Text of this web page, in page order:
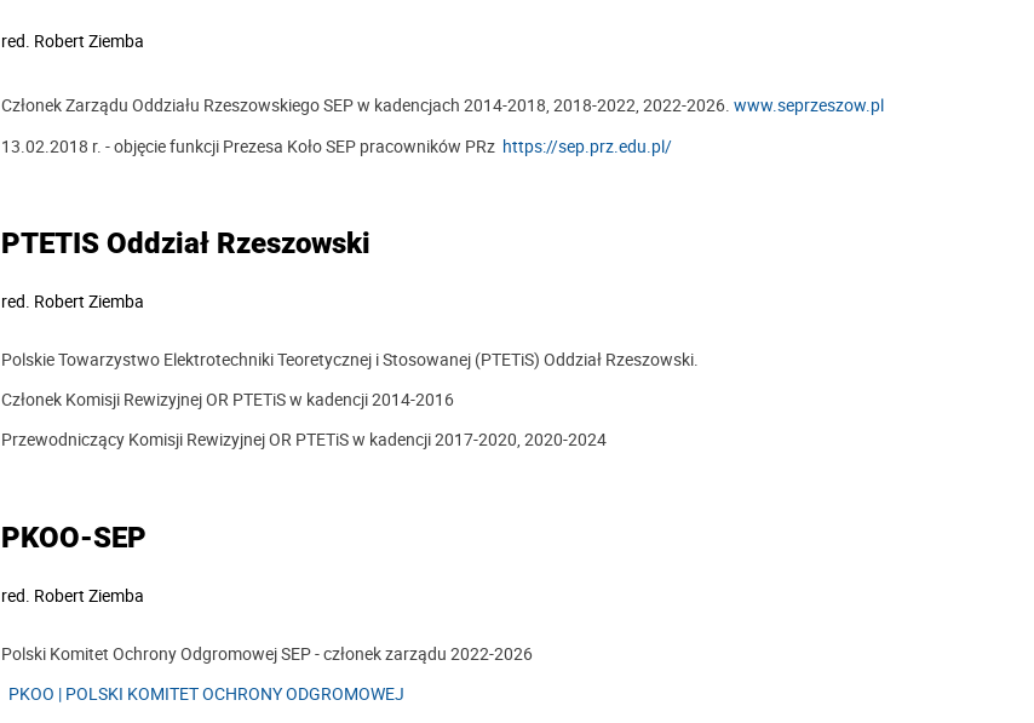
red. Robert Ziemba
Członek Zarządu Oddziału Rzeszowskiego SEP w kadencjach 2014-2018, 2018-2022, 2022-2026. www.seprzeszow.pl
13.02.2018 r. - objęcie funkcji Prezesa Koło SEP pracowników PRz https://sep.prz.edu.pl/
PTETIS Oddział Rzeszowski
red. Robert Ziemba
Polskie Towarzystwo Elektrotechniki Teoretycznej i Stosowanej (PTETiS) Oddział Rzeszowski.
Członek Komisji Rewizyjnej OR PTETiS w kadencji 2014-2016
Przewodniczący Komisji Rewizyjnej OR PTETiS w kadencji 2017-2020, 2020-2024
PKOO-SEP
red. Robert Ziemba
Polski Komitet Ochrony Odgromowej SEP - członek zarządu 2022-2026
PKOO | POLSKI KOMITET OCHRONY ODGROMOWEJ